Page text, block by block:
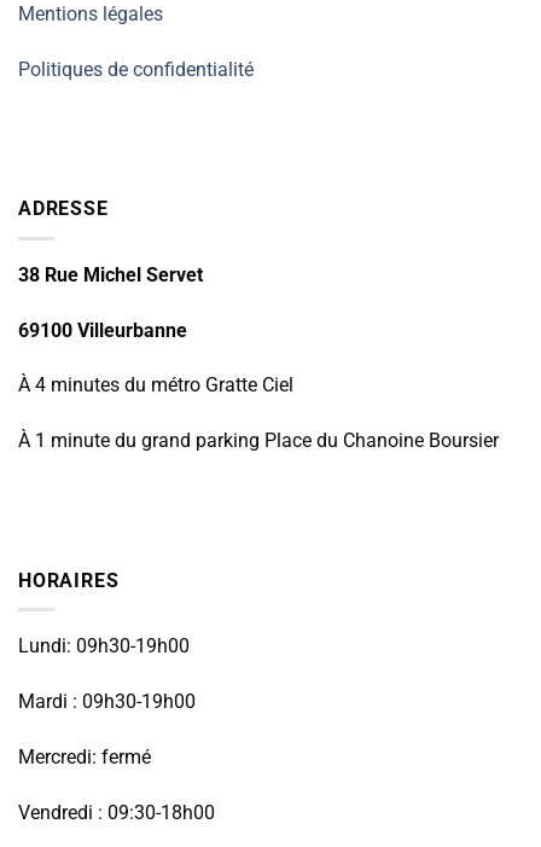
Mentions légales
Politiques de confidentialité
ADRESSE
38 Rue Michel Servet
69100 Villeurbanne
À 4 minutes du métro Gratte Ciel
À 1 minute du grand parking Place du Chanoine Boursier
HORAIRES
Lundi: 09h30-19h00
Mardi : 09h30-19h00
Mercredi: fermé
Vendredi : 09:30-18h00